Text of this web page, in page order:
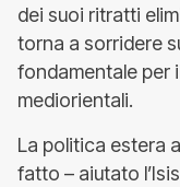
dei suoi ritratti
torna a sorridere
fondamentale per
mediorientali.
La politica estera
fatto – aiutato